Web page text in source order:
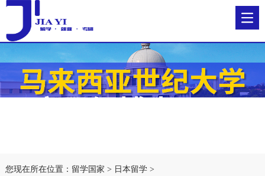
您现在所在位置： 留学国家 > 日本留学>